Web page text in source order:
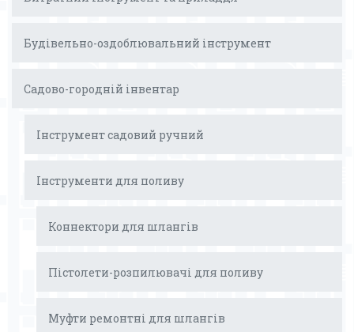
Будівельно-оздоблювальний інструмент
Садово-городній інвентар
Інструмент садовий ручний
Інструменти для поливу
Коннектори для шлангів
Пістолети-розпилювачі для поливу
Муфти ремонтні для шлангів